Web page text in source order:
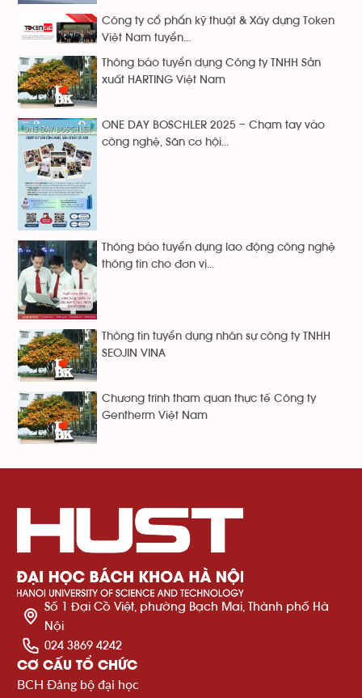
Công ty cổ phẩn kỹ thuật & Xây dựng Token
Việt Nam tuyển...
Thông báo tuyển dụng Công ty TNHH Sản
xuất HARTING Việt Nam
ONE DAY BOSCHLER 2025 – Chạm tay vào
công nghệ, Săn cơ hội...
Thông báo tuyển dụng lao động công nghệ
thông tin cho đơn vị...
Thông tin tuyển dụng nhân sự công ty TNHH
SEOJIN VINA
Chương trình tham quan thực tế Công ty
Gentherm Việt Nam
Số 1 Đại Cồ Việt, phường Bạch Mai, Thành phố Hà
Nội
024 3869 4242
CƠ CẤU TỔ CHỨC
BCH Đảng bộ đại học